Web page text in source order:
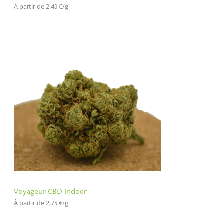
À partir de 2,40€/g
Voyageur CBD Indoor
À partir de 2,75€/g